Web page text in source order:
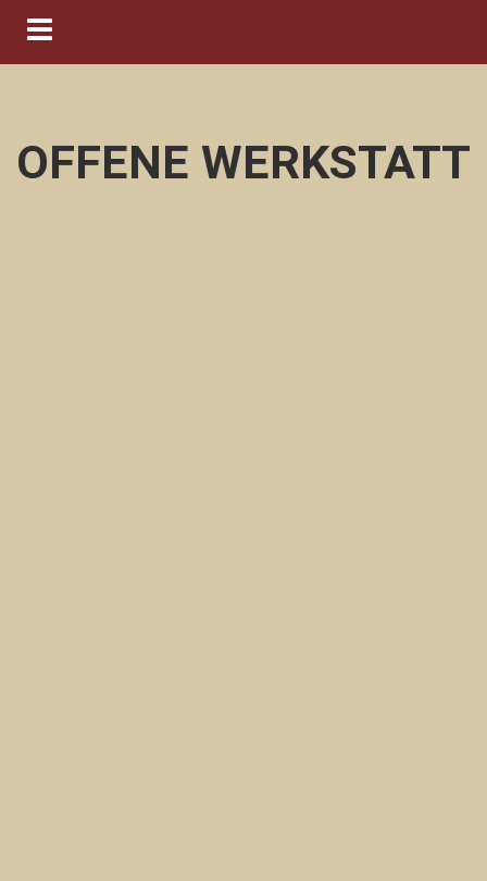
Navigation ein-/ausblenden
OFFENE WERKSTATT